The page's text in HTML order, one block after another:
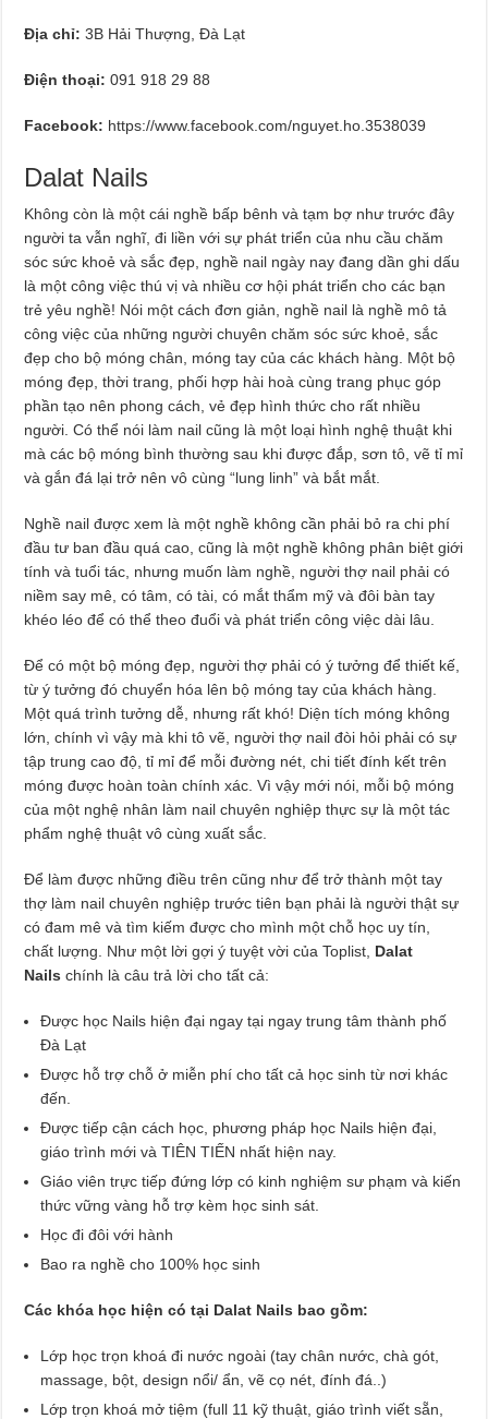
Địa chỉ:3B Hải Thượng, Đà Lạt
Điện thoại:091 918 29 88
Facebook: https://www.facebook.com/nguyet.ho.3538039
Dalat Nails
Không còn là một cái nghề bấp bênh và tạm bợ như trước đây
người ta vẫn nghĩ, đi liền với sự phát triển của nhu cầu chăm
sóc sức khoẻ và sắc đẹp, nghề nail ngày nay đang dần ghi dấu
là một công việc thú vị và nhiều cơ hội phát triển cho các bạn
trẻ yêu nghề! Nói một cách đơn giản, nghề nail là nghề mô tả
công việc của những người chuyên chăm sóc sức khoẻ, sắc
đẹp cho bộ móng chân, móng tay của các khách hàng. Một bộ
móng đẹp, thời trang, phối hợp hài hoà cùng trang phục góp
phần tạo nên phong cách, vẻ đẹp hình thức cho rất nhiều
người. Có thể nói làm nail cũng là một loại hình nghệ thuật khi
mà các bộ móng bình thường sau khi được đắp, sơn tô, vẽ tỉ mỉ
và gắn đá lại trở nên vô cùng “lung linh” và bắt mắt.
Nghề nail được xem là một nghề không cần phải bỏ ra chi phí
đầu tư ban đầu quá cao, cũng là một nghề không phân biệt giới
tính và tuổi tác, nhưng muốn làm nghề, người thợ nail phải có
niềm say mê, có tâm, có tài, có mắt thẩm mỹ và đôi bàn tay
khéo léo để có thể theo đuổi và phát triển công việc dài lâu.
Để có một bộ móng đẹp, người thợ phải có ý tưởng để thiết kế,
từ ý tưởng đó chuyển hóa lên bộ móng tay của khách hàng.
Một quá trình tưởng dễ, nhưng rất khó! Diện tích móng không
lớn, chính vì vậy mà khi tô vẽ, người thợ nail đòi hỏi phải có sự
tập trung cao độ, tỉ mỉ để mỗi đường nét, chi tiết đính kết trên
móng được hoàn toàn chính xác. Vì vậy mới nói, mỗi bộ móng
của một nghệ nhân làm nail chuyên nghiệp thực sự là một tác
phẩm nghệ thuật vô cùng xuất sắc.
Để làm được những điều trên cũng như để trở thành một tay
thợ làm nail chuyên nghiệp trước tiên bạn phải là người thật sự
có đam mê và tìm kiếm được cho mình một chỗ học uy tín,
chất lượng. Như một lời gợi ý tuyệt vời của Toplist, Dalat
Nails chính là câu trả lời cho tất cả:
Được học Nails hiện đại ngay tại ngay trung tâm thành phố
Đà Lạt
Được hỗ trợ chỗ ở miễn phí cho tất cả học sinh từ nơi khác
đến.
Được tiếp cận cách học, phương pháp học Nails hiện đại,
giáo trình mới và TIÊN TIẾN nhất hiện nay.
Giáo viên trực tiếp đứng lớp có kinh nghiệm sư phạm và kiến
thức vững vàng hỗ trợ kèm học sinh sát.
Học đi đôi với hành
Bao ra nghề cho 100% học sinh
Các khóa học hiện có tại Dalat Nails bao gồm:
Lớp học trọn khoá đi nước ngoài (tay chân nước, chà gót,
massage, bột, design nổi/ ẩn, vẽ cọ nét, đính đá..)
Lớp trọn khoá mở tiệm (full 11 kỹ thuật, giáo trình viết sẵn,